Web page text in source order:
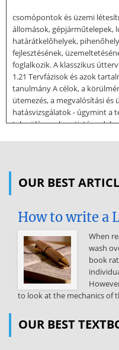
csomópontok és üzemi
állomások, gépjárműtelepek,
határátkelőhelyek,
fejlesztésének,
foglalkozik. A klasszikus
1.21 Tervfázisok és azok
tanulmány A célok, a
ütemezés, a megvalósítási és
hatásvizsgálatok - úgymint a
településszerkezeti,
1:100, •
hatásvizsgálat, •
gazdasági
geotechnikai,
szakvéleményeken alapul. 7
MICROPISTE úttervező
Példa egy hallgatói
szelvény A hossz-szelvény
készült. 10 Tanulmánytervi
mintakeresztszelvény
OUR BEST
How to write a
When
wash
book
to look at the mechanics of
OUR BEST